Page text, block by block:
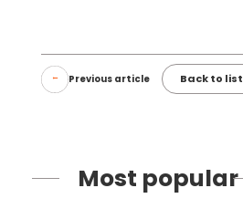
Previous article Back to list
Most popular